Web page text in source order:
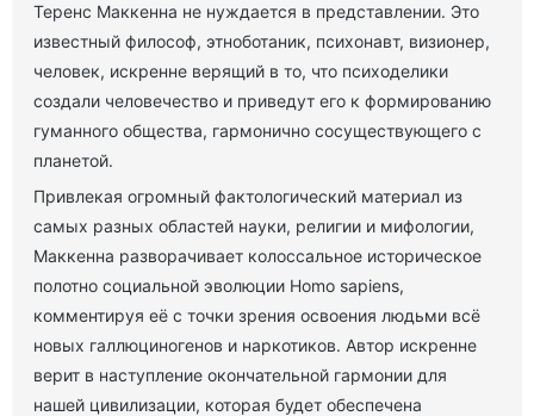
Теренс Маккенна не нуждается в представлении. Это
известный философ, этноботаник, психонавт, визионер,
человек, искренне верящий в то, что психоделики
создали человечество и приведут его к формированию
гуманного общества, гармонично сосуществующего с
планетой.
Привлекая огромный фактологический материал из
самых разных областей науки, религии и мифологии,
Маккенна разворачивает колоссальное историческое
полотно социальной эволюции Homo sapiens,
комментируя её с точки зрения освоения людьми всё
новых галлюциногенов и наркотиков. Автор искренне
верит в наступление окончательной гармонии для
нашей цивилизации, которая будет обеспечена